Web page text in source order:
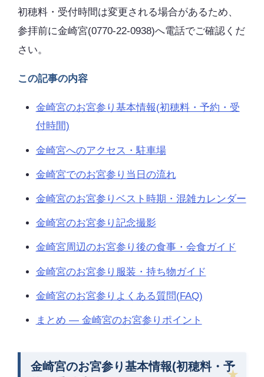
初穂料・受付時間は変更される場合があるため、
参拝前に金崎宮(0770-22-0938)へ電話でご確認くだ
さい。
この記事の内容
金崎宮のお宮参り基本情報(初穂料・予約・受
付時間)
金崎宮へのアクセス・駐車場
金崎宮でのお宮参り当日の流れ
金崎宮のお宮参りベスト時期・混雑カレンダー
金崎宮のお宮参り記念撮影
金崎宮周辺のお宮参り後の食事・会食ガイド
金崎宮のお宮参り服装・持ち物ガイド
金崎宮のお宮参りよくある質問(FAQ)
まとめ — 金崎宮のお宮参りポイント
金崎宮のお宮参り基本情報(初穂料・予